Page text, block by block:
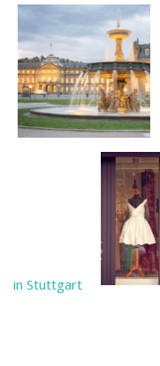
in Stuttgart